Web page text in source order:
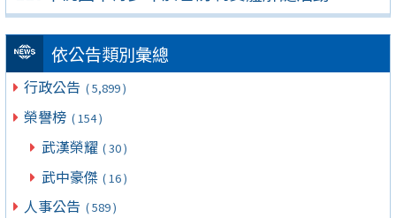
依公告類別彙總
行政公告 ( 5,899 )
榮譽榜 ( 154 )
武漢榮耀 ( 30 )
武中豪傑 ( 16 )
人事公告 ( 589 )